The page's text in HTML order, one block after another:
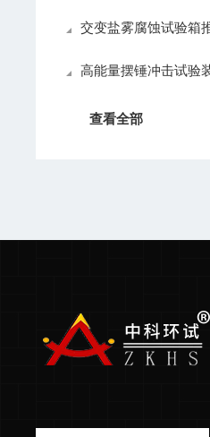
交变盐雾腐蚀试验箱推荐：中科环试——国产靠谱品
高能量摆锤冲击试验装置用途、设
查看全部